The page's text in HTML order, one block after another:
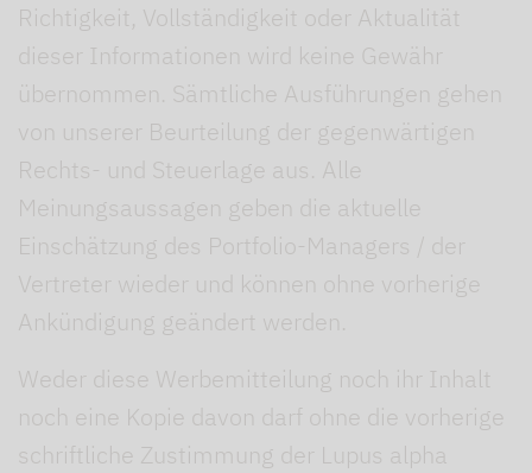
Richtigkeit, Vollständigkeit oder Aktualität
dieser Informationen wird keine Gewähr
übernommen. Sämtliche Ausführungen gehen
von unserer Beurteilung der gegenwärtigen
Rechts- und Steuerlage aus. Alle
Meinungsaussagen geben die aktuelle
Einschätzung des Portfolio-Managers / der
Vertreter wieder und können ohne vorherige
Ankündigung geändert werden.
Weder diese Werbemitteilung noch ihr Inhalt
noch eine Kopie davon darf ohne die vorherige
schriftliche Zustimmung der Lupus alpha